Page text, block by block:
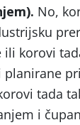
No,
ili korovi
tada
i